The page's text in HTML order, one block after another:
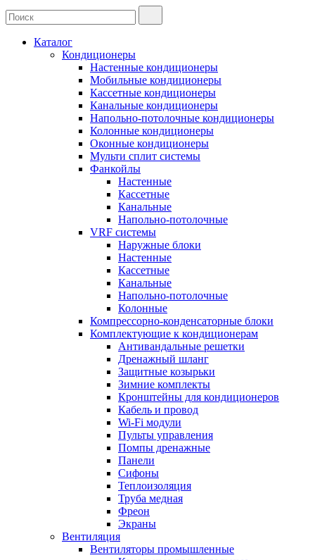
Каталог
Кондиционеры
Настенные кондиционеры
Мобильные кондиционеры
Кассетные кондиционеры
Канальные кондиционеры
Напольно-потолочные кондиционеры
Колонные кондиционеры
Оконные кондиционеры
Мульти сплит системы
Фанкойлы
Настенные
Кассетные
Канальные
Напольно-потолочные
VRF системы
Наружные блоки
Настенные
Кассетные
Канальные
Напольно-потолочные
Колонные
Компрессорно-конденсаторные блоки
Комплектующие к кондиционерам
Антивандальные решетки
Дренажный шланг
Защитные козырьки
Зимние комплекты
Кронштейны для кондиционеров
Кабель и провод
Wi-Fi модули
Пульты управления
Помпы дренажные
Панели
Сифоны
Теплоизоляция
Труба медная
Фреон
Экраны
Вентиляция
Вентиляторы промышленные